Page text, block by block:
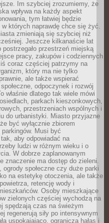
Im szybciej zrozumiemy, że
wpływa na każdy aspekt
tym łatwiej będzie
których naprawdę chce się żyć.
zmieniają się szybciej niż
Jeszcze kilkanaście lat
postrzegało przestrzeń miejską
pracy, zakupów i codziennych
coraz częściej patrzymy na
który ma nie tylko
ale także wspierać
odpoczynek i rozwój
właśnie dlatego tak wiele mówi
parkach kieszonkowych,
przestrzeniach wspólnych i
do urbanistyki. Miasto przyjazne
być wyłącznie zbiorem
parkingów. Musi być
aby odpowiadać na
ludzi w różnym wieku i o
W dobrze zaplanowanym
znaczenie ma dostęp do zieleni.
ogrody społeczne czy duże parki
na estetykę otoczenia, ale także
retencję wody i
Osoby mieszkające
zielonych częściej wychodzą na
spędzają czas na świeżym
regenerują siły po intensywnym
uspokajająco, ogranicza hałas i